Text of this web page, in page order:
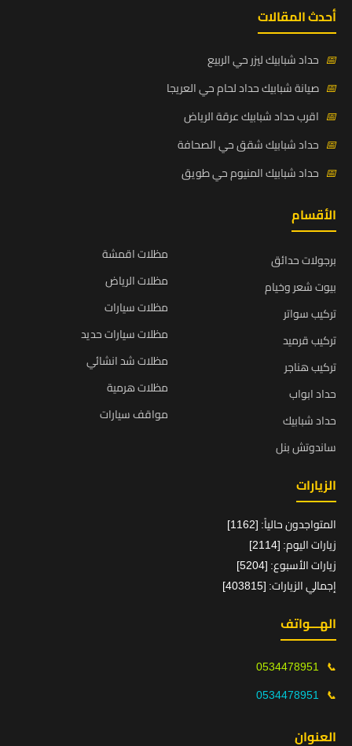
أحدث المقالات
📅 حداد شبابيك ليزر حي الربيع
📅 صيانة شبابيك حداد لحام حي العريجا
📅 اقرب حداد شبابيك عرقة الرياض
📅 حداد شبابيك شقق حي الصحافة
📅 حداد شبابيك المنيوم حي طويق
الأقسام
برجولات حدائق
بيوت شعر وخيام
تركيب سواتر
تركيب قرميد
تركيب هناجر
حداد ابواب
حداد شبابيك
ساندوتش بنل
مظلات اقمشة
مظلات الرياض
مظلات سيارات
مظلات سيارات حديد
مظلات شد انشائي
مظلات هرمية
مواقف سيارات
الزيارات
المتواجدون حالياً: [1162]
زيارات اليوم: [2114]
زيارات الأسبوع: [5204]
إجمالي الزيارات: [403815]
الهـــواتف
📞
0534478951
📞
0534478951
العنوان